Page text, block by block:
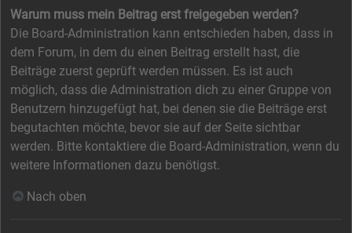
Warum muss mein Beitrag erst freigegeben werden?
Die Board-Administration kann entschieden haben, dass in
dem Forum, in dem du einen Beitrag erstellt hast, die
Beiträge zuerst geprüft werden müssen. Es ist auch
möglich, dass die Administration dich zu einer Gruppe von
Benutzern hinzugefügt hat, bei denen sie die Beiträge erst
begutachten möchte, bevor sie auf der Seite sichtbar
werden. Bitte kontaktiere die Board-Administration, wenn du
weitere Informationen dazu benötigst.
Nach oben